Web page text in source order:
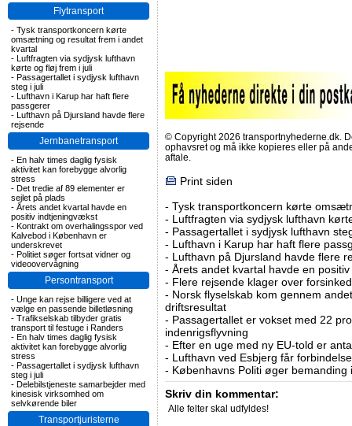
Flytransport
- Tysk transportkoncern kørte
omsætning og resultat frem i andet
kvartal
- Luftfragten via sydjysk lufthavn
kørte og fløj frem i juli
- Passagertallet i sydjysk lufthavn
steg i juli
- Lufthavn i Karup har haft flere
passgerer
- Lufthavn på Djursland havde flere
rejsende
Jernbanetransport
- En halv times daglig fysisk
aktivitet kan forebygge alvorlig
stress
- Det tredie af 89 elementer er
sejlet på plads
- Årets andet kvartal havde en
positiv indtjeningvækst
- Kontrakt om overhalingsspor ved
Kalvebod i København er
underskrevet
- Politiet søger fortsat vidner og
videoovervågning
Persontransport
- Unge kan rejse billigere ved at
vælge en passende billetløsning
- Trafikselskab tilbyder gratis
transport til festuge i Randers
- En halv times daglig fysisk
aktivitet kan forebygge alvorlig
stress
- Passagertallet i sydjysk lufthavn
steg i juli
- Delebilstjeneste samarbejder med
kinesisk virksomhed om
selvkørende biler
Transportjuristerne
© Copyright 2026 transportnyhederne.dk.
ophavsret og må ikke kopieres eller på
aftale.
Print siden
- Tysk transportkoncern kørte
- Luftfragten via sydjysk lufthavn
- Passagertallet i sydjysk lufthavn
- Lufthavn i Karup har haft flere
- Lufthavn på Djursland havde flere
- Årets andet kvartal havde en
- Flere rejsende klager over
- Norsk flyselskab kom gennem
driftsresultat
- Passagertallet er vokset med 22
indenrigsflyvning
- Efter en uge med ny EU-told er
- Lufthavn ved Esbjerg får
- Københavns Politi øger bemanding
Skriv din kommentar:
Alle felter skal udfyldes!